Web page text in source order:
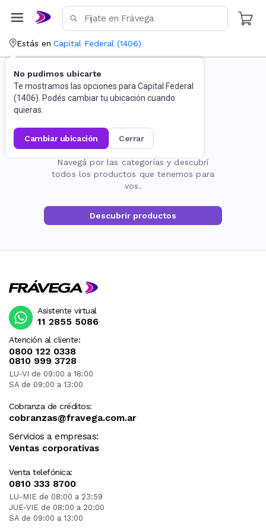
Estás en Capital Federal (1406)
No pudimos ubicarte
Te mostramos las opciones para Capital Federal
(1406). Podés cambiar tu ubicación cuando
quieras.
cambiar ubicación cerrar
La página no existe
Navegá por las categorías y descubrí
todos los productos que tenemos para
vos.
Descubrir productos
Atención al cliente:
0800 122 0338
0810 999 3728
LU-VI de 09:00 a 18:00
SA de 09:00 a 13:00
Cobranza de créditos:
cobranzas@fravega.com.ar
Servicios a empresas:
Ventas corporativas
Venta telefónica:
0810 333 8700
LU-MIE de 08:00 a 23:59
JUE-VIE de 08:00 a 20:00
SA de 09:00 a 13:00
Asistente virtual
11 2855 5086